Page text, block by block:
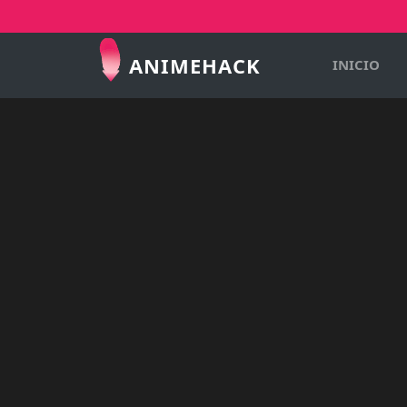
ANIMEHACK INICIO